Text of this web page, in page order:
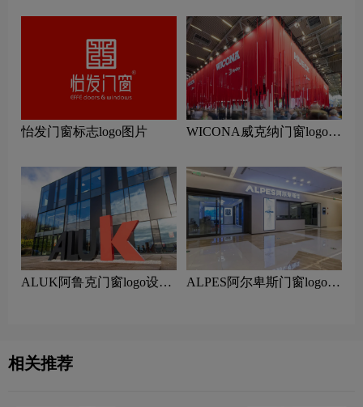
计
怡发门窗标志logo图片
WICONA威克纳门窗logo设
ALUK阿鲁克门窗logo设计
ALPES阿尔卑斯门窗logo设
相关推荐